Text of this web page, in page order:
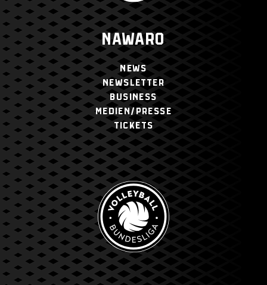
NAWARO
NEWS
NEWSLETTER
BUSINESS
MEDIEN/PRESSE
TICKETS